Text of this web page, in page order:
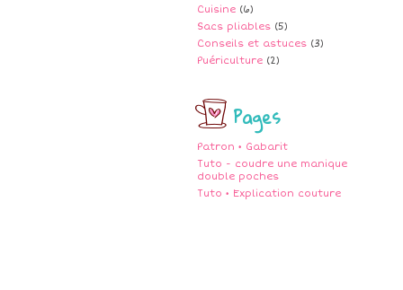
Cuisine (6)
Sacs pliables (5)
Conseils et astuces (3)
Puériculture (2)
Pages
Patron • Gabarit
Tuto - coudre une manique
double poches
Tuto • Explication couture